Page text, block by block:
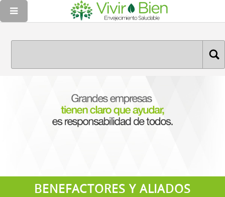
BENEFACTORES Y ALIADOS